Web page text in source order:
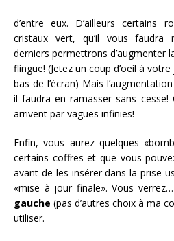
d’entre eux. D’ailleurs certains
cristaux vert, qu’il vous faudra
derniers permettrons d’augmenter
flingue! (Jetez un coup d’oeil à
bas de l’écran) Mais
il faudra en ramasser sans
arrivent par vagues infinies!
Enfin, vous aurez quelques
certains coffres et que vous
avant de les insérer dans la prise
«mise à jour finale». Vous
gauche (pas d’autres choix à ma
utiliser.